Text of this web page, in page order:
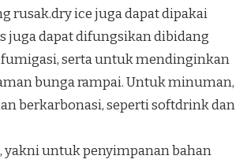
rusak.dry ice juga dapat dipakai
juga dapat difungsikan dibidang
fumigasi, serta untuk mendinginkan
bunga rampai. Untuk minuman,
berkarbonasi, seperti softdrink dan
yakni untuk penyimpanan bahan